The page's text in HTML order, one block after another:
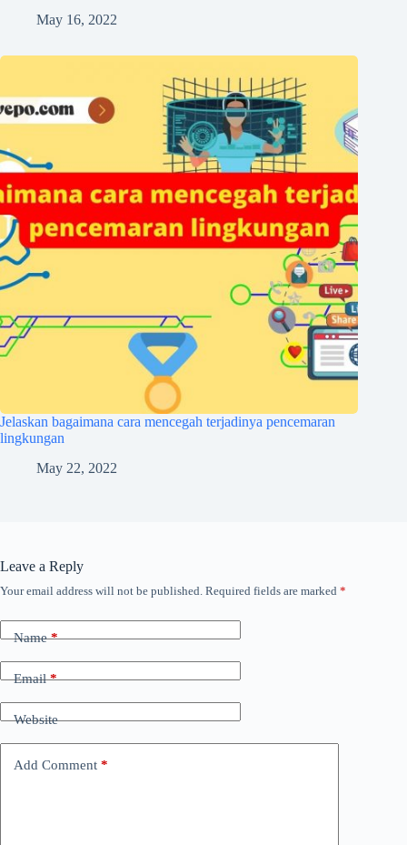
May 16, 2022
Jelaskan bagaimana cara mencegah terjadinya pencemaran
lingkungan
May 22, 2022
Leave a Reply
Your email address will not be published. Required fields are marked *
Name*
Email*
Website
Add Comment *